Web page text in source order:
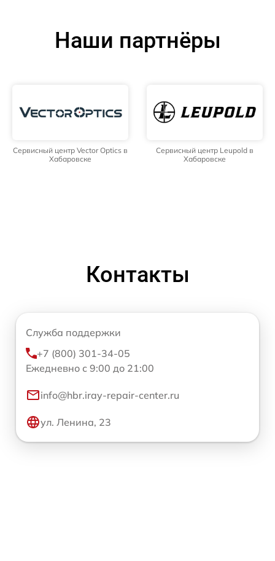
Наши партнёры
Сервисный центр Vector Optics в
Хабаровске
Сервисный центр Leupold в
Хабаровске
Контакты
Служба поддержки
+7 (800) 301-34-05
Ежедневно с 9:00 до 21:00
info@hbr.iray-repair-center.ru
ул. Ленина, 23